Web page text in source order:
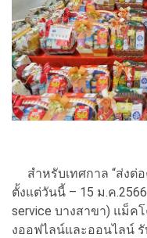
สำหรับเทศกาล “ส่งต่อ
ตั้งแต่วันนี้ – 15 ม.ค
service บางสาขา) แม็
งออฟไลน์และออนไลน์ รั